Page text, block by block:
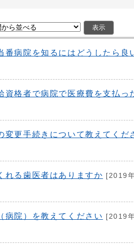
番病院を知るにはどうしたら良
資格者で病院で医療費を支払っ
変更手続きについて教えてくだ
れる歯医者はありますか [2019
病院）を教えてください [2019